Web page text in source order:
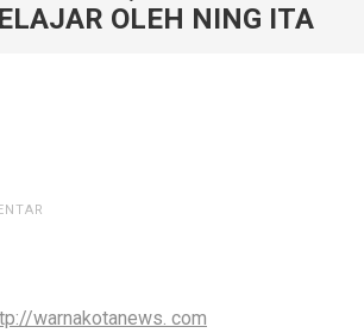
OLEH NING ITA
warnakotanews. com